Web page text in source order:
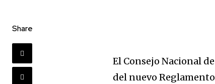
Share
El Consejo Nacional
del nuevo